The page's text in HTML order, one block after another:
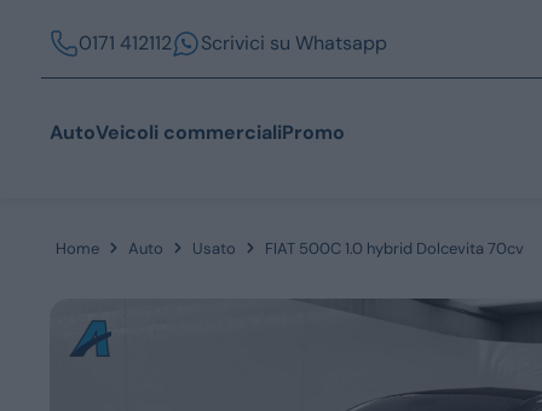
0171 412112 Scrivici su Whatsapp
AutoVeicoli commercialiPromo
Home Auto Usato FIAT 500C 1.0 hybrid Dolcevita 70cv